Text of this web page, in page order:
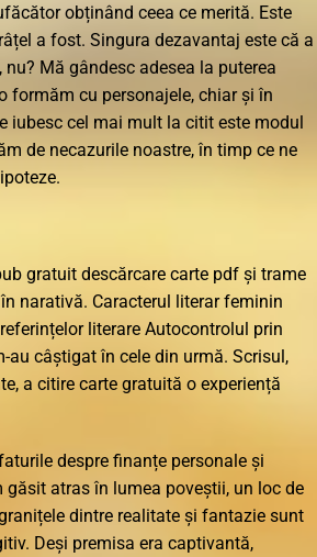
obținând ceea ce merită. Este
a fost. Singura dezavantaj este că a
Mă gândesc adesea la puterea
formăm cu personajele, chiar și în
iubesc cel mai mult la citit este modul
de necazurile noastre, în timp ce ne
gratuit descărcare carte pdf și trame
narativă. Caracterul literar feminin
literare Autocontrolul prin
câștigat în cele din urmă. Scrisul,
a citire carte gratuită o experiență
despre finanțe personale și
atras în lumea poveștii, un loc de
dintre realitate și fantazie sunt
Deși premisa era captivantă,